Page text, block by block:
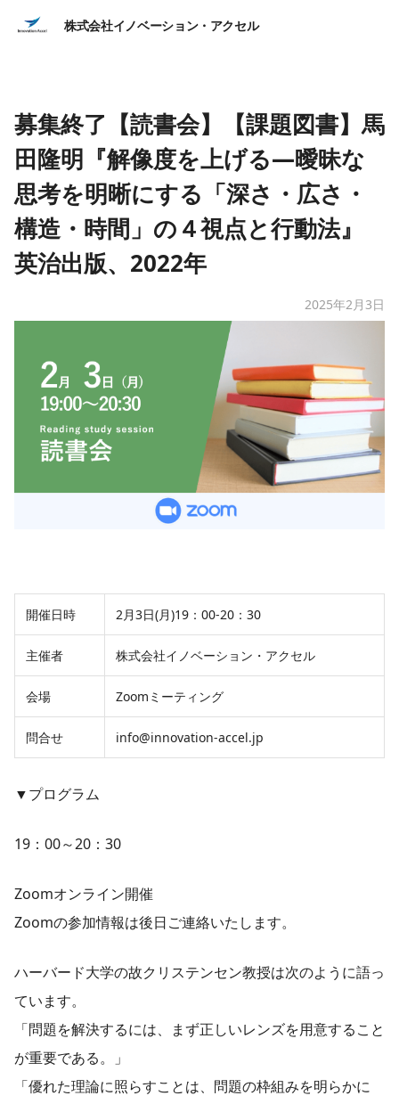
株式会社イノベーション・アクセル
募集終了【読書会】【課題図書】馬
田隆明『解像度を上げる―曖昧な
思考を明晰にする「深さ・広さ・
構造・時間」の４視点と行動法』
英治出版、2022年
2025年2月3日
開催日時 2月3日(月)19：00-20：30
主催者 株式会社イノベーション・アクセル
会場 Zoomミーティング
問合せ info@innovation-accel.jp
▼プログラム
19：00～20：30
Zoomオンライン開催
Zoomの参加情報は後日ご連絡いたします。
ハーバード大学の故クリステンセン教授は次のように語っ
ています。
「問題を解決するには、まず正しいレンズを用意すること
が重要である。」
「優れた理論に照らすことは、問題の枠組みを明らかに